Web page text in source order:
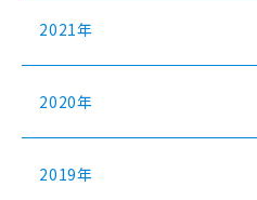
2021年
2020年
2019年